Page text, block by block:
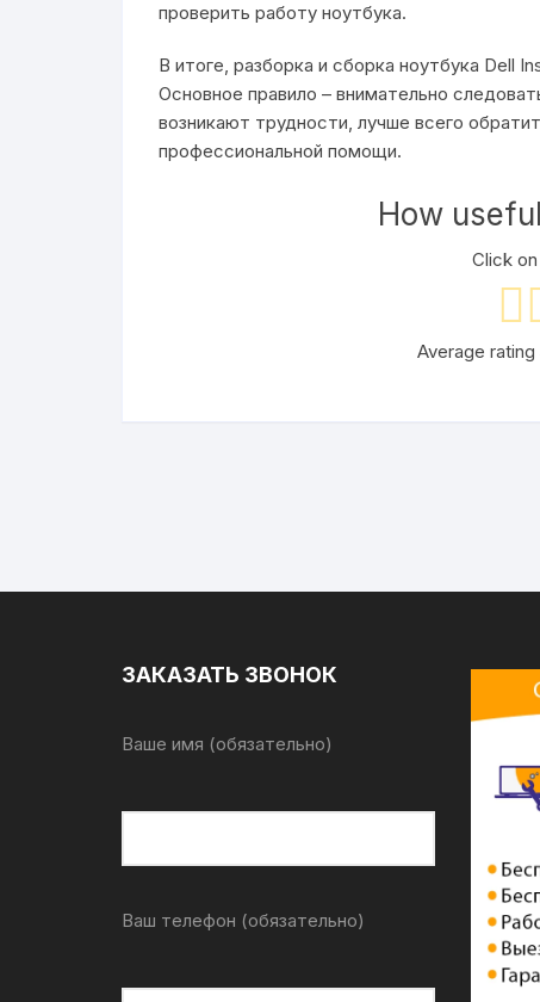
проверить работу ноутбука.
В итоге, разборка и сборка ноутбука Dell
Основное правило – внимательно
возникают трудности, лучше всего
профессиональной помощи.
How
Click
Average rating
ЗАКАЗАТЬ ЗВОНОК
Ваше имя (обязательно)
Ваш телефон (обязательно)